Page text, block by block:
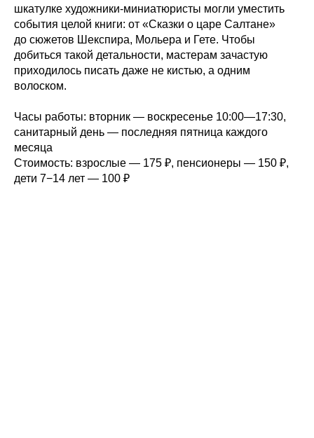
шкатулке художники-миниатюристы могли уместить
события целой книги: от «Сказки о царе Салтане»
до сюжетов Шекспира, Мольера и Гете. Чтобы
добиться такой детальности, мастерам зачастую
приходилось писать даже не кистью, а одним
волоском.
Часы работы: вторник — воскресенье 10:00—17:30,
санитарный день — последняя пятница каждого
месяца
Стоимость: взрослые — 175 ₽, пенсионеры — 150 ₽,
дети 7−14 лет — 100 ₽